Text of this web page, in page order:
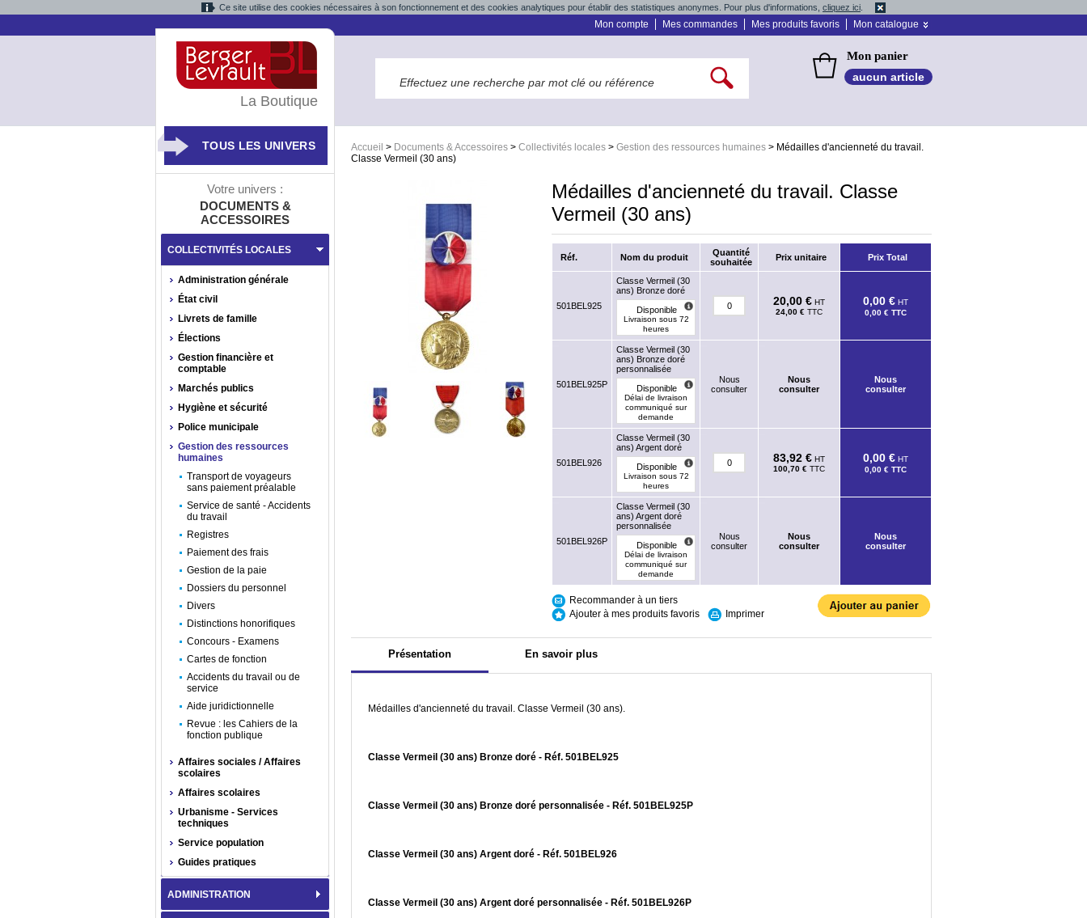
Ce site utilise des cookies nécessaires à son fonctionnement et des cookies analytiques pour établir des statistiques anonymes. Pour plus d'informations, cliquez ici
Mon compte Mes commandes Mes produits favoris Mon catalogue
Mon panier
aucun article
Accueil > Documents & Accessoires > Collectivités locales > Gestion des ressources humaines > Médailles d'ancienneté du travail.
Classe Vermeil (30 ans)
Médailles d'ancienneté du travail. Classe
Vermeil (30 ans)
Réf. Nom du produit
Quantité
souhaitée
Prix unitaire Prix Total
501BEL925
Classe Vermeil (30
ans) Bronze doré
Disponible
Livraison sous 72
heures
20,00 € HT
24,00 € TTC
0,00 € HT
0,00 € TTC
501BEL925P
Classe Vermeil (30
ans) Bronze doré
personnalisée
Disponible
Délai de livraison
communiqué sur
demande
Nous
consulter
Nous
consulter
Nous
consulter
501BEL926
Classe Vermeil (30
ans) Argent doré
Disponible
Livraison sous 72
heures
83,92 € HT
100,70 € TTC
0,00 € HT
0,00 € TTC
501BEL926P
Classe Vermeil (30
ans) Argent doré
personnalisée
Disponible
Délai de livraison
communiqué sur
demande
Nous
consulter
Nous
consulter
Nous
consulter
Recommander à un tiers
Ajouter à mes produits favoris
Imprimer
Présentation En savoir plus
Médailles d'ancienneté du travail. Classe Vermeil (30 ans).
Classe Vermeil (30 ans) Bronze doré - Réf. 501BEL925
Classe Vermeil (30 ans) Bronze doré personnalisée - Réf. 501BEL925P
Classe Vermeil (30 ans) Argent doré - Réf. 501BEL926
Classe Vermeil (30 ans) Argent doré personnalisée - Réf. 501BEL926P
La Boutique
TOUS LES UNIVERS
Votre univers :
DOCUMENTS &
ACCESSOIRES
COLLECTIVITÉS LOCALES
Administration générale
État civil
Livrets de famille
Élections
Gestion financière et
comptable
Marchés publics
Hygiène et sécurité
Police municipale
Gestion des ressources
humaines
Transport de voyageurs
sans paiement préalable
Service de santé - Accidents
du travail
Registres
Paiement des frais
Gestion de la paie
Dossiers du personnel
Divers
Distinctions honorifiques
Concours - Examens
Cartes de fonction
Accidents du travail ou de
service
Aide juridictionnelle
Revue : les Cahiers de la
fonction publique
Affaires sociales / Affaires
scolaires
Affaires scolaires
Urbanisme - Services
techniques
Service population
Guides pratiques
ADMINISTRATION